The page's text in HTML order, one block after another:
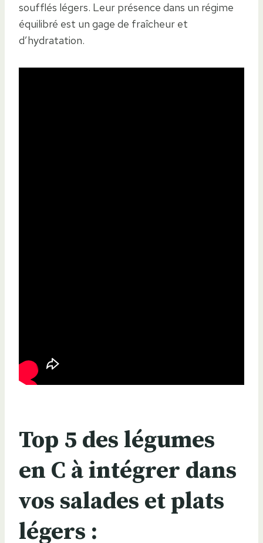
soufflés légers. Leur présence dans un régime
équilibré est un gage de fraîcheur et
d’hydratation.
Top 5 des légumes
en C à intégrer dans
vos salades et plats
légers :